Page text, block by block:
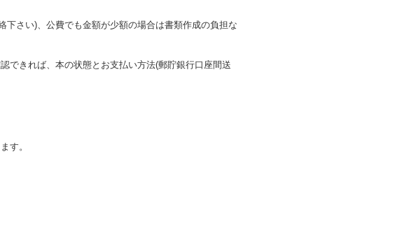
さい)、公費でも金額が少額の場合は書類作成の負担な
できれば、本の状態とお支払い方法(郵貯銀行口座間送
す。